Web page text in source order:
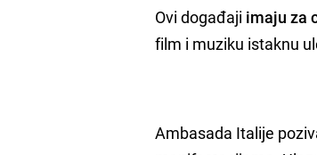
Ovi događaji imaju za
film i muziku istaknu
Ambasada Italije